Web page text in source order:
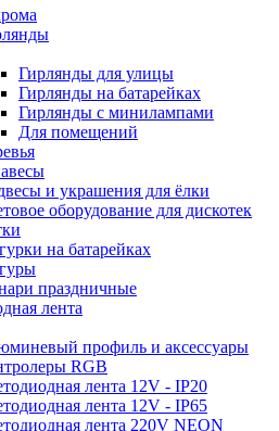
Гирлянды для улицы
Гирлянды на батарейках
Гирлянды с минилампами
Для помещений
и украшения для ёлки
оборудование для дискотек
на батарейках
праздничные
лента
профиль и аксессуары
RGB
лента 12V - IP20
лента 12V - IP65
лента 220V NEON